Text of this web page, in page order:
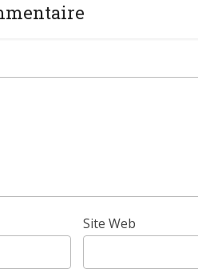
Site Web